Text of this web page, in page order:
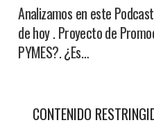
Analizamos en este
de hoy . Proyecto de
PYMES?. ¿Es…
CONTENIDO